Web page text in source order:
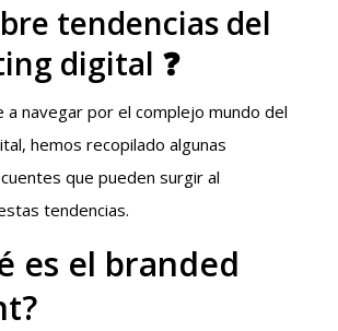
tendencias del
digital ❓
a navegar por el complejo mundo del
hemos recopilado algunas
que pueden surgir al
tendencias.
es el branded